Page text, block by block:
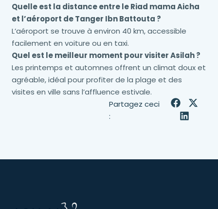
Quelle est la distance entre le Riad mama Aicha
et l’aéroport de Tanger Ibn Battouta ?
L’aéroport se trouve à environ 40 km, accessible
facilement en voiture ou en taxi.
Quel est le meilleur moment pour visiter Asilah ?
Les printemps et automnes offrent un climat doux et
agréable, idéal pour profiter de la plage et des
visites en ville sans l’affluence estivale.
Partagez ceci
: